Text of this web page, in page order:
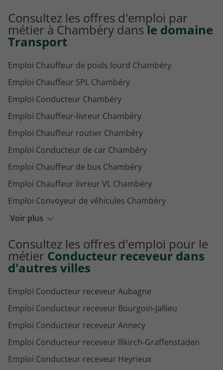
Consultez les offres d'emploi par
métier à Chambéry dansle domaine
Transport
Voir plus
Emploi Chauffeur de poids lourd Chambéry
Emploi Chauffeur SPL Chambéry
Emploi Conducteur Chambéry
Emploi Chauffeur-livreur Chambéry
Emploi Chauffeur routier Chambéry
Emploi Conducteur de car Chambéry
Emploi Chauffeur de bus Chambéry
Emploi Chauffeur livreur VL Chambéry
Emploi Convoyeur de véhicules Chambéry
Emploi Agent de courrier Chambéry
Emploi Chauffeur VTC Chambéry
Consultez les offres d'emploi pour le
métier Conducteur receveur dans
d'autres villes
Emploi Conducteur receveur Aubagne
Emploi Conducteur receveur Bourgoin-Jallieu
Emploi Conducteur receveur Annecy
Emploi Conducteur receveur Illkirch-Graffenstaden
Emploi Conducteur receveur Heyrieux